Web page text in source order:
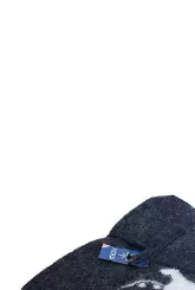
Wolldecke - Strickdecke
Islandwolle - Schafe -
130 x 190 cm B/L
219,95 €